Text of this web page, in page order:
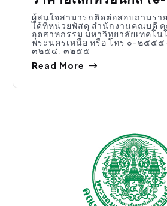
ผู้สนใจสามารถติดต่อสอบถามรา
ได้ที่หน่วยพัสดุ สำนักงานคณบดี
อุตสาหกรรม มหาวิทยาลัยเทคโน
พระนครเหนือ หรือ โทร ๐-๒๕๕
๓๒๕๔, ๓๒๕๕
Read More